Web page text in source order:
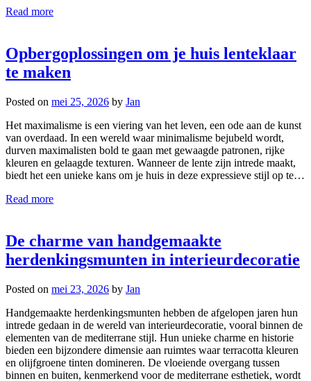
Read more
Opbergoplossingen om je huis lenteklaar
te maken
Posted on mei 25, 2026 by Jan
Het maximalisme is een viering van het leven, een ode aan de kunst
van overdaad. In een wereld waar minimalisme bejubeld wordt,
durven maximalisten bold te gaan met gewaagde patronen, rijke
kleuren en gelaagde texturen. Wanneer de lente zijn intrede maakt,
biedt het een unieke kans om je huis in deze expressieve stijl op te…
Read more
De charme van handgemaakte
herdenkingsmunten in interieurdecoratie
Posted on mei 23, 2026 by Jan
Handgemaakte herdenkingsmunten hebben de afgelopen jaren hun
intrede gedaan in de wereld van interieurdecoratie, vooral binnen de
elementen van de mediterrane stijl. Hun unieke charme en historie
bieden een bijzondere dimensie aan ruimtes waar terracotta kleuren
en olijfgroene tinten domineren. De vloeiende overgang tussen
binnen en buiten, kenmerkend voor de mediterrane esthetiek, wordt